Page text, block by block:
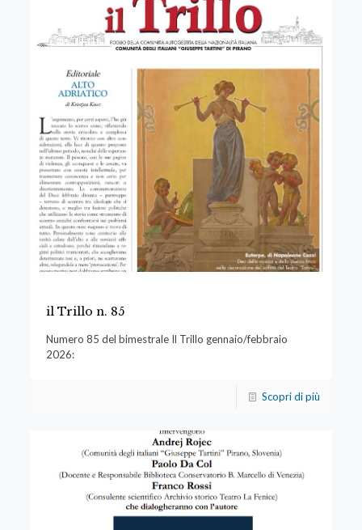
il Trillo n. 85
Numero 85 del bimestrale Il Trillo gennaio/febbraio
2026:
Scopri di più